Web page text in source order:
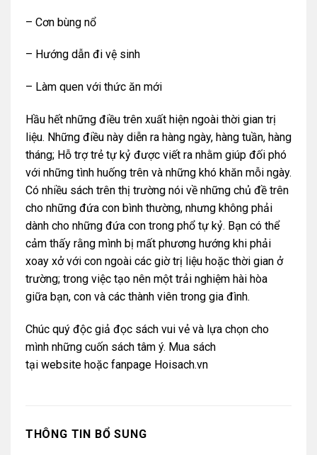
– Cơn bùng nổ
– Hướng dẫn đi vệ sinh
– Làm quen với thức ăn mới
Hầu hết những điều trên xuất hiện ngoài thời gian trị
liệu. Những điều này diễn ra hàng ngày, hàng tuần, hàng
tháng; Hỗ trợ trẻ tự kỷ được viết ra nhằm giúp đối phó
với những tình huống trên và những khó khăn mỗi ngày.
Có nhiều sách trên thị trường nói về những chủ đề trên
cho những đứa con bình thường, nhưng không phải
dành cho những đứa con trong phổ tự kỷ. Bạn có thể
cảm thấy rằng mình bị mất phương hướng khi phải
xoay xở với con ngoài các giờ trị liệu hoặc thời gian ở
trường; trong việc tạo nên một trải nghiệm hài hòa
giữa bạn, con và các thành viên trong gia đình.
Chúc quý độc giả đọc sách vui vẻ và lựa chọn cho
mình những cuốn sách tâm ý. Mua sách
tại websitehoặc fanpage Hoisach.vn
THÔNG TIN BỔ SUNG